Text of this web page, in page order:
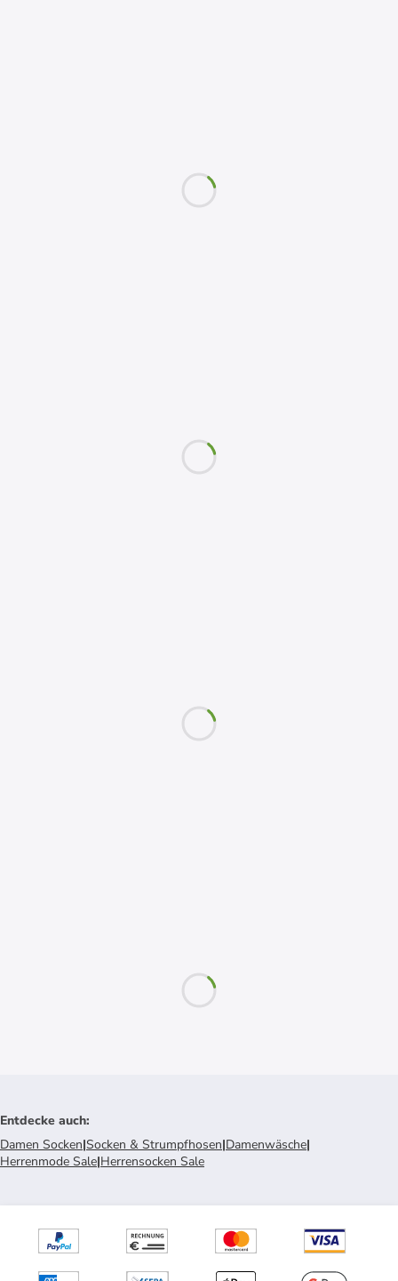
Entdecke auch:
Damen Socken|Socken & Strumpfhosen|Damenwäsche|
Herrenmode Sale|Herrensocken Sale